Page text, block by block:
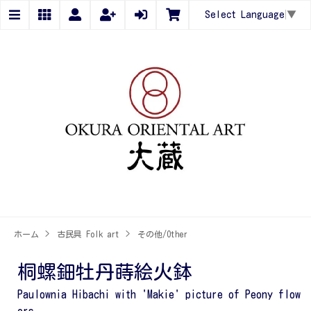
Select Language ▼
ホーム > 古民具 Folk art > その他/Other
桐螺鈿牡丹蒔絵火鉢
Paulownia Hibachi with 'Makie' picture of Peony flow